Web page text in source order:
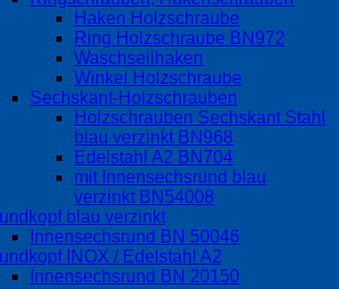
Haken Holzschraube
Ring Holzschraube BN972
Waschseilhaken
Winkel Holzschraube
Sechskant-Holzschrauben
Holzschrauben Sechskant Stahl
blau verzinkt BN968
Edelstahl A2 BN704
mit Innensechsrund blau
verzinkt BN54008
blau verzinkt
Innensechsrund BN 50046
INOX / Edelstahl A2
Innensechsrund BN 20150